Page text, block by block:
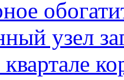
узел